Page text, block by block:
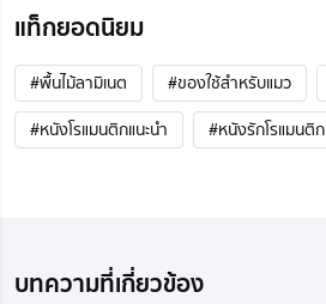
แท็กยอดนิยม
#พื้นไม้ลามิเนต #ของใช้สำหรับแมว
#หนังโรแมนติกแนะนํา
#หนังรักโรแมนติก
บทความที่เกี่ยวข้อง